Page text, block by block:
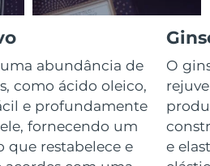
abundância de
como ácido oleico,
e profundamente
fornecendo um
que restabelece e
O
e
Entrega prevista8/10/26
Entrega prevista 8/12/26
Entrega prevista8/13/26
Entrega prevista 8/10/26